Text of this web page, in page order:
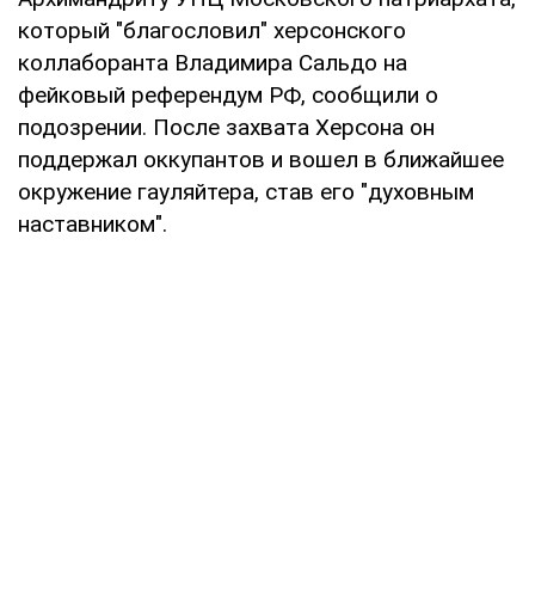
который "благословил" херсонского
коллаборанта Владимира Сальдо на
фейковый референдум РФ, сообщили о
подозрении. После захвата Херсона он
поддержал оккупантов и вошел в ближайшее
окружение гауляйтера, став его "духовным
наставником".